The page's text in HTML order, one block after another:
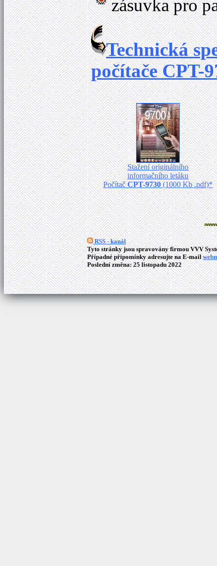
zásuvka pro
Technická
počítačeCPT-
Stažení originálního
informačního letáku
PočítačCPT-9730(1000 Kb .pdf)*
RSS - kanál
Tyto stránky jsou spravovány firmou VVV
Případné připomínky adresujte na E-mail
Poslední změna: 25 listopadu 2022